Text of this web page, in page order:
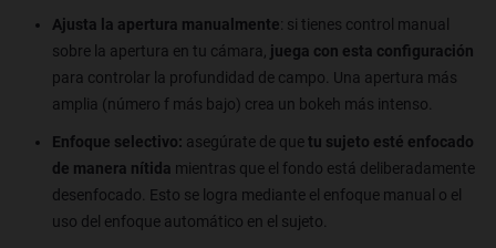
Ajusta la apertura manualmente: si tienes control manual
sobre la apertura en tu cámara, juega con esta configuración
para controlar la profundidad de campo. Una apertura más
amplia (número f más bajo) crea un bokeh más intenso.
Enfoque selectivo: asegúrate de quetu sujeto esté enfocado
de manera nítida mientras que el fondo está deliberadamente
desenfocado. Esto se logra mediante el enfoque manual o el
uso del enfoque automático en el sujeto.